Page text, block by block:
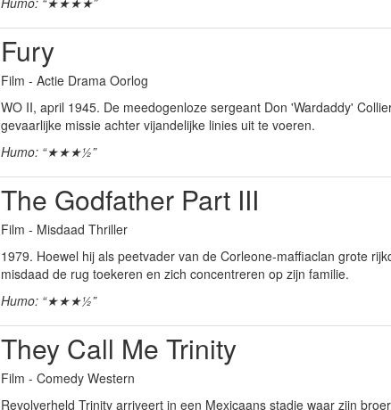
Fury
Film - Actie Drama Oorlog
WO II, april 1945. De meedogenloze sergeant Don 'Wardaddy'
gevaarlijke missie achter vijandelijke linies uit te voeren.
Humo: “★★★½”
The Godfather Part III
Film - Misdaad Thriller
1979. Hoewel hij als peetvader van de Corleone-maffiaclan grote
misdaad de rug toekeren en zich concentreren op zijn familie.
Humo: “★★★½”
They Call Me Trinity
Film - Comedy Western
Revolverheld Trinity arriveert in een Mexicaans stadje waar zijn